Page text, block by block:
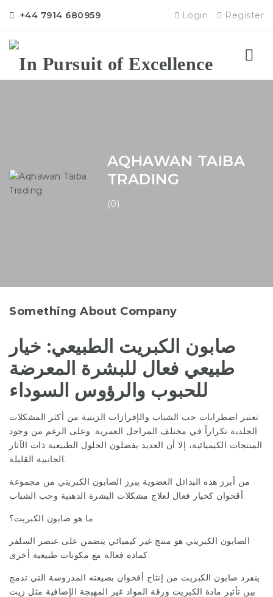
+44 7914 680959 Login Register
AQHAWAN TAIBA
TRADING
(0)
Something About Company
صابون الكبريت الطبيعي: خيار
طبيعي فعال للبشرة المعرضة
للحبوب والرؤوس السوداء
تعتبر اضطرابات حب الشباب والإفرازات الزيتية من أكثر المشكلات
الجلدية تكراراً في مختلف المراحل العمرية. وعلى الرغم من وجود
المنتجات الكيميائية، إلا أن العديد يفضلون الحلول الطبيعية ذات الآثار
الجانبية القليلة.
من أبرز هذه البدائل العضوية يبرز الصابون الكبريتي من مجموعة
أقحوان كخيار فعال لعلاج مشكلات البشرة الدهنية وحب الشباب.
ما هو صابون الكبريت؟
الصابون الكبريتي هو منتج غير كيميائي يتضمن على عنصر السلفر
كمادة فعالة مع مكونات طبيعية أخرى.
ينفرد صابون الكبريت من إنتاج أقحوان بصيغته المدروسة التي تدمج
بين تأثير مادة الكبريت ورقة المواد غير المهيجة الإضافية مثل زيت